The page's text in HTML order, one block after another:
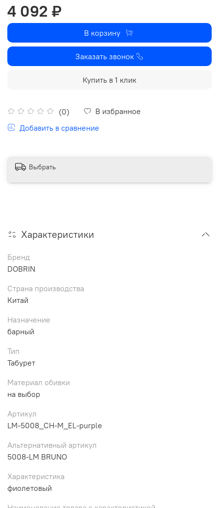
(0)
В избранное
Добавить в сравнение
4 092 ₽
В корзину
Заказать звонок
Купить в 1 клик
Выбрать
Характеристики
Бренд
DOBRIN
Страна производства
Китай
Назначение
барный
Тип
Табурет
Материал обивки
на выбор
Артикул
LM-5008_CH-M_EL-purple
Альтернативный артикул
5008-LM BRUNO
Характеристика
фиолетовый